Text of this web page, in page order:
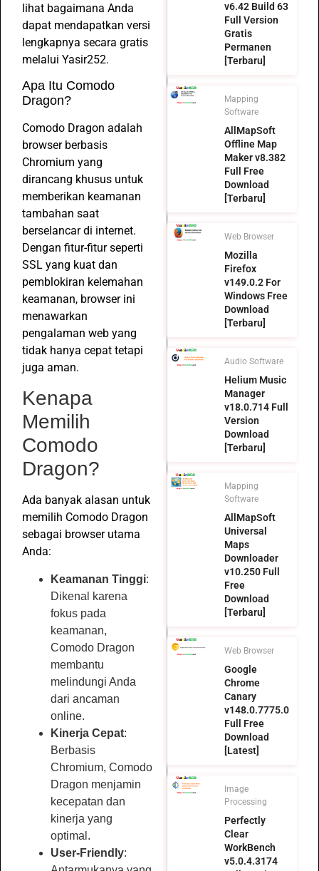
lihat bagaimana Anda
dapat mendapatkan versi
lengkapnya secara gratis
melalui Yasir252.
Apa Itu Comodo
Dragon?
Comodo Dragon adalah
browser berbasis
Chromium yang
dirancang khusus untuk
memberikan keamanan
tambahan saat
berselancar di internet.
Dengan fitur-fitur seperti
SSL yang kuat dan
pemblokiran kelemahan
keamanan, browser ini
menawarkan
pengalaman web yang
tidak hanya cepat tetapi
juga aman.
Kenapa
Memilih
Comodo
Dragon?
Ada banyak alasan untuk
memilih Comodo Dragon
sebagai browser utama
Anda:
Keamanan Tinggi:
Dikenal karena
fokus pada
keamanan,
Comodo Dragon
membantu
melindungi Anda
dari ancaman
online.
Kinerja Cepat:
Berbasis
Chromium, Comodo
Dragon menjamin
kecepatan dan
kinerja yang
optimal.
User-Friendly:
v6.42 Build 63
Full Version
Gratis
Permanen
[Terbaru]
Mapping
Software
AllMapSoft
Offline Map
Maker v8.382
Full Free
Download
[Terbaru]
Web Browser
Mozilla
Firefox
v149.0.2 For
Windows Free
Download
[Terbaru]
Audio Software
Helium Music
Manager
v18.0.714 Full
Version
Download
[Terbaru]
Mapping
Software
AllMapSoft
Universal
Maps
Downloader
v10.250 Full
Free
Download
[Terbaru]
Web Browser
Google
Chrome
Canary
v148.0.7775.0
Full Free
Download
[Latest]
Image
Processing
Perfectly
Clear
WorkBench
v5.0.4.3174